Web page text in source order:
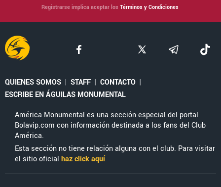
Registrarse implica aceptar los Términos y Condiciones
QUIENES SOMOS | STAFF | CONTACTO |
ESCRIBE EN ÁGUILAS MONUMENTAL
América Monumental es una sección especial del portal
Bolavip.com con información destinada a los fans del Club
América.
Esta sección no tiene relación alguna con el club. Para visitar
el sitio oficial haz click aquí